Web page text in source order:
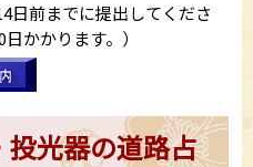
日前までに提出してくださ
かかります。）
投光器の道路占